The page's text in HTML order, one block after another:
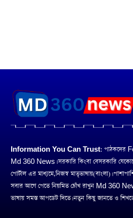
Information You Can Trust: পাঠকদের
Md 360 News। সরকারি কিংবা বেসরকারি
পোর্টাল এর মাধ্যমে,নিজস্ব মাতৃভাষায়(বাংলা)।
সবার আগে পেতে নিয়মিত চোঁখ রাখুন Md 360
ভাষায় সমস্ত আপডেট দিতে। নতুন কিছু জানতে ও